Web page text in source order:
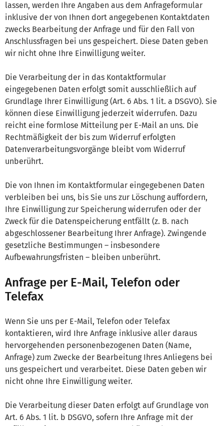
lassen, werden Ihre Angaben aus dem Anfrageformular
inklusive der von Ihnen dort angegebenen Kontaktdaten
zwecks Bearbeitung der Anfrage und für den Fall von
Anschlussfragen bei uns gespeichert. Diese Daten geben
wir nicht ohne Ihre Einwilligung weiter.
Die Verarbeitung der in das Kontaktformular
eingegebenen Daten erfolgt somit ausschließlich auf
Grundlage Ihrer Einwilligung (Art. 6 Abs. 1 lit. a DSGVO). Sie
können diese Einwilligung jederzeit widerrufen. Dazu
reicht eine formlose Mitteilung per E-Mail an uns. Die
Rechtmäßigkeit der bis zum Widerruf erfolgten
Datenverarbeitungsvorgänge bleibt vom Widerruf
unberührt.
Die von Ihnen im Kontaktformular eingegebenen Daten
verbleiben bei uns, bis Sie uns zur Löschung auffordern,
Ihre Einwilligung zur Speicherung widerrufen oder der
Zweck für die Datenspeicherung entfällt (z. B. nach
abgeschlossener Bearbeitung Ihrer Anfrage). Zwingende
gesetzliche Bestimmungen – insbesondere
Aufbewahrungsfristen – bleiben unberührt.
Anfrage per E-Mail, Telefon oder
Telefax
Wenn Sie uns per E-Mail, Telefon oder Telefax
kontaktieren, wird Ihre Anfrage inklusive aller daraus
hervorgehenden personenbezogenen Daten (Name,
Anfrage) zum Zwecke der Bearbeitung Ihres Anliegens bei
uns gespeichert und verarbeitet. Diese Daten geben wir
nicht ohne Ihre Einwilligung weiter.
Die Verarbeitung dieser Daten erfolgt auf Grundlage von
Art. 6 Abs. 1 lit. b DSGVO, sofern Ihre Anfrage mit der